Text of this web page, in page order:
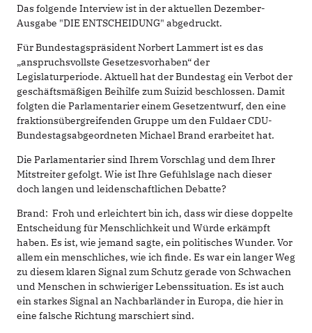
Das folgende Interview ist in der aktuellen Dezember-
Ausgabe "DIE ENTSCHEIDUNG" abgedruckt.
Für Bundestagspräsident Norbert Lammert ist es das
„anspruchsvollste Gesetzesvorhaben“ der
Legislaturperiode. Aktuell hat der Bundestag ein Verbot der
geschäftsmäßigen Beihilfe zum Suizid beschlossen. Damit
folgten die Parlamentarier einem Gesetzentwurf, den eine
fraktionsübergreifenden Gruppe um den Fuldaer CDU-
Bundestagsabgeordneten Michael Brand erarbeitet hat.
Die Parlamentarier sind Ihrem Vorschlag und dem Ihrer
Mitstreiter gefolgt. Wie ist Ihre Gefühlslage nach dieser
doch langen und leidenschaftlichen Debatte?
Brand: Froh und erleichtert bin ich, dass wir diese doppelte
Entscheidung für Menschlichkeit und Würde erkämpft
haben. Es ist, wie jemand sagte, ein politisches Wunder. Vor
allem ein menschliches, wie ich finde. Es war ein langer Weg
zu diesem klaren Signal zum Schutz gerade von Schwachen
und Menschen in schwieriger Lebenssituation. Es ist auch
ein starkes Signal an Nachbarländer in Europa, die hier in
eine falsche Richtung marschiert sind.